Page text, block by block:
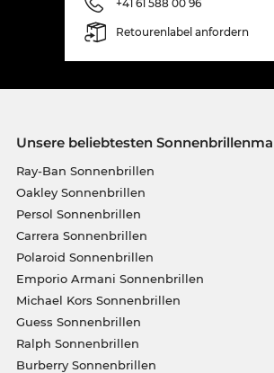
+41 61 588 00 96
Retourenlabel anfordern
Unsere beliebtesten
Ray-Ban Sonnenbrillen
Oakley Sonnenbrillen
Persol Sonnenbrillen
Carrera Sonnenbrillen
Polaroid Sonnenbrillen
Emporio Armani Sonnenbrillen
Michael Kors Sonnenbrillen
Guess Sonnenbrillen
Ralph Sonnenbrillen
Burberry Sonnenbrillen